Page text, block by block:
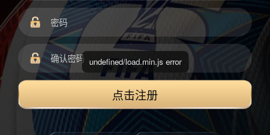
点击注册
undefined/load.min.js error